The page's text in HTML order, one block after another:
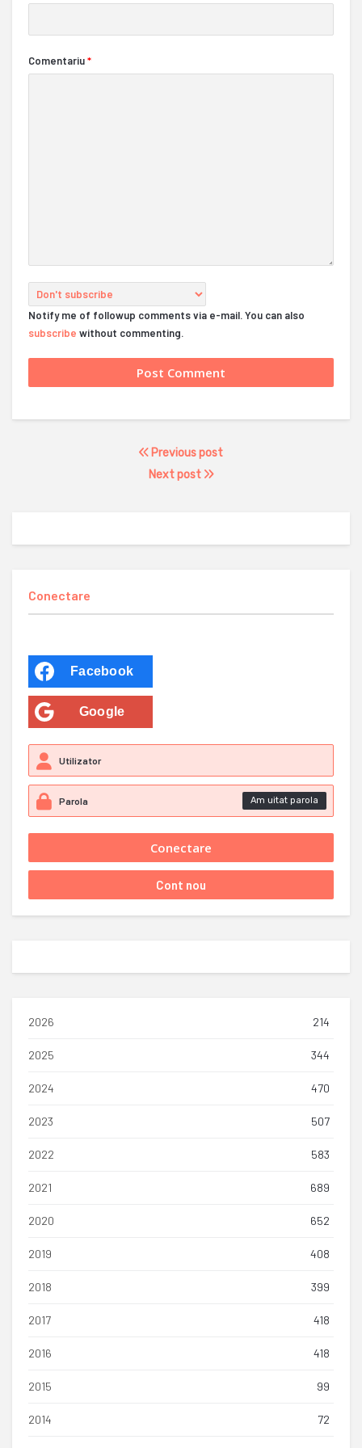
Comentariu*
Notify me of followup comments via e-mail. You can also
subscribe without commenting.
Previous post
Next post
Conectare
Facebook
Google
Am uitat parola
2026 214
2025 344
2024 470
2023 507
2022 583
2021 689
2020 652
2019 408
2018 399
2017 418
2016 418
2015 99
2014 72